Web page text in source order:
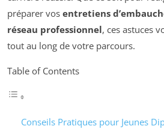
préparer vos entretiens
réseau professionnel, ces astuces
tout au long de votre parcours.
Table of Contents
Conseils Pratiques pour Jeunes